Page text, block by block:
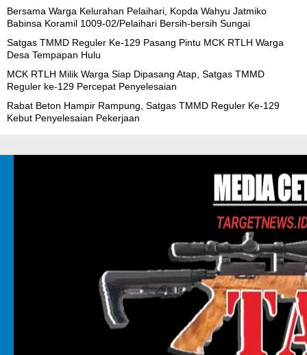
Bersama Warga Kelurahan Pelaihari, Kopda Wahyu Jatmiko
Babinsa Koramil 1009-02/Pelaihari Bersih-bersih Sungai
Satgas TMMD Reguler Ke-129 Pasang Pintu MCK RTLH Warga
Desa Tempapan Hulu
MCK RTLH Milik Warga Siap Dipasang Atap, Satgas TMMD
Reguler ke-129 Percepat Penyelesaian
Rabat Beton Hampir Rampung, Satgas TMMD Reguler Ke-129
Kebut Penyelesaian Pekerjaan